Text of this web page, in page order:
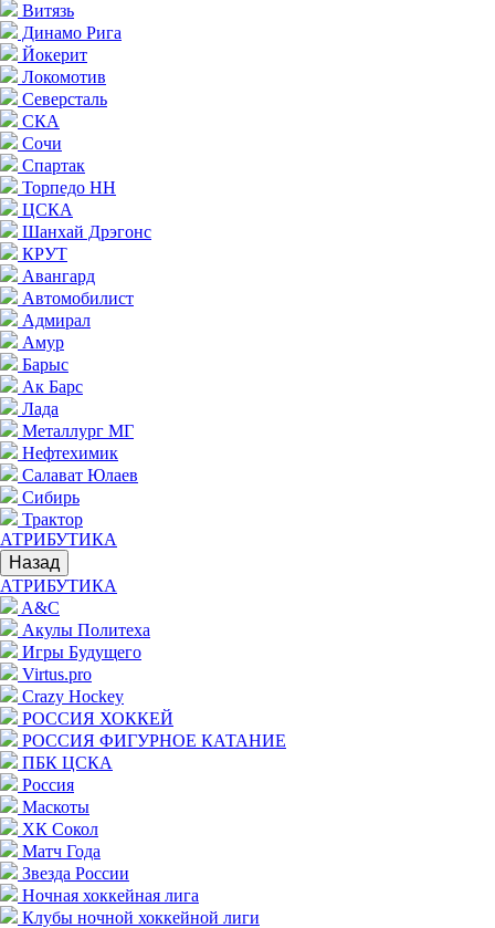
Витязь
Динамо Рига
Йокерит
Локомотив
Северсталь
СКА
Сочи
Спартак
Торпедо НН
ЦСКА
Шанхай Дрэгонс
КРУТ
Авангард
Автомобилист
Адмирал
Амур
Барыс
Ак Барс
Лада
Металлург МГ
Нефтехимик
Салават Юлаев
Сибирь
Трактор
АТРИБУТИКА
Назад
АТРИБУТИКА
A&C
Акулы Политеха
Игры Будущего
Virtus.pro
Crazy Hockey
РОССИЯ ХОККЕЙ
РОССИЯ ФИГУРНОЕ КАТАНИЕ
ПБК ЦСКА
Россия
Маскоты
ХК Сокол
Матч Года
Звезда России
Ночная хоккейная лига
Клубы ночной хоккейной лиги